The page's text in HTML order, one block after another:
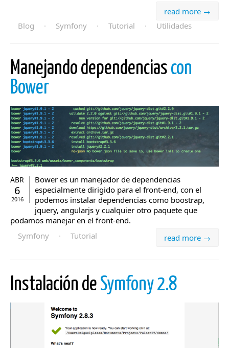
read more →
Blog
· Symfony · Tutorial · Utilidades
Manejando dependencias con
Bower
ABR
6
2016
Bower es un manejador de dependencias
especialmente dirigido para el front-end, con el
podemos instalar dependencias como boostrap,
jquery, angularjs y cualquier otro paquete que
podamos manejar en el front-end.
read more →
Symfony · Tutorial
Instalación de Symfony 2.8